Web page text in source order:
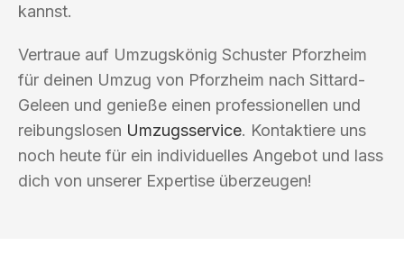
kannst.
Vertraue auf Umzugskönig Schuster Pforzheim
für deinen Umzug von Pforzheim nach Sittard-
Geleen und genieße einen professionellen und
reibungslosen Umzugsservice. Kontaktiere uns
noch heute für ein individuelles Angebot und lass
dich von unserer Expertise überzeugen!